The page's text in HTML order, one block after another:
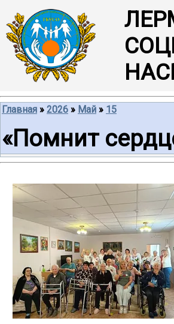
Главная » 2026 » Май » 15
«Помнит